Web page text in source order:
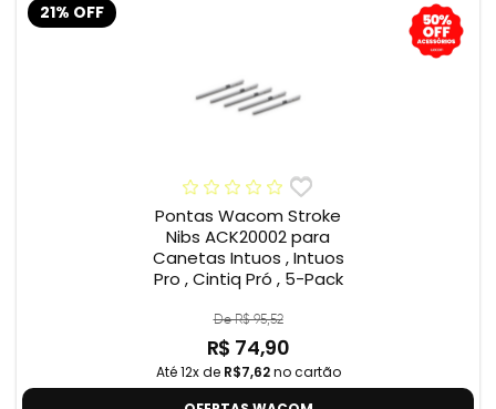
21% OFF
Pontas Wacom Stroke
Nibs ACK20002 para
Canetas Intuos , Intuos
Pro , Cintiq Pró , 5-Pack
De R$ 95,52
R$ 74,90
Até 12x de R$7,62no cartão